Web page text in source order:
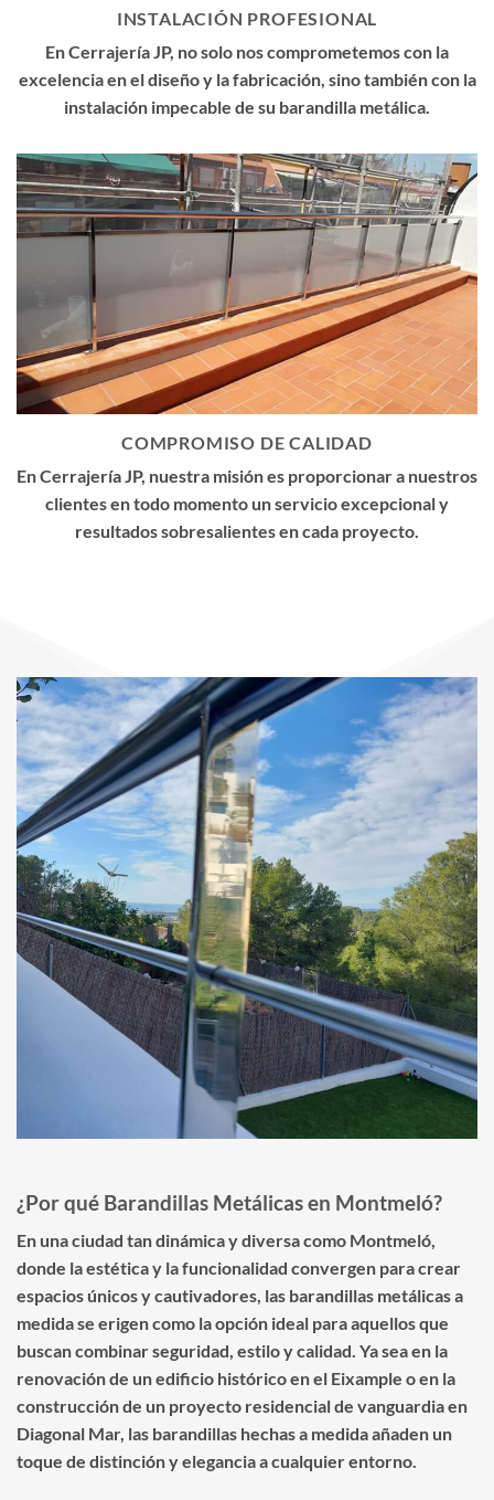
INSTALACIÓN PROFESIONAL
En Cerrajería JP, no solo nos comprometemos con la
excelencia en el diseño y la fabricación, sino también con la
instalación impecable de su barandilla metálica.
COMPROMISO DE CALIDAD
En Cerrajería JP, nuestra misión es proporcionar a nuestros
clientes en todo momento un servicio excepcional y
resultados sobresalientes en cada proyecto.
¿Por qué Barandillas Metálicas en Montmeló?
En una ciudad tan dinámica y diversa como Montmeló,
donde la estética y la funcionalidad convergen para crear
espacios únicos y cautivadores, las barandillas metálicas a
medida se erigen como la opción ideal para aquellos que
buscan combinar seguridad, estilo y calidad. Ya sea en la
renovación de un edificio histórico en el Eixample o en la
construcción de un proyecto residencial de vanguardia en
Diagonal Mar, las barandillas hechas a medida añaden un
toque de distinción y elegancia a cualquier entorno.